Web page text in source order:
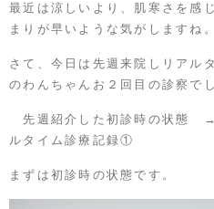
最近は涼しいより、肌寒さを感
まりが早いような気がしますね。
さて、今日は先週来院しリアル
のわんちゃんお２回目の診察でし
先週紹介した初診時の状態
ルタイム診療記録①
まずは初診時の状態です。